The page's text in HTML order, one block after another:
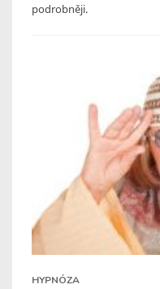
podrobněji.
HYPNÓZA